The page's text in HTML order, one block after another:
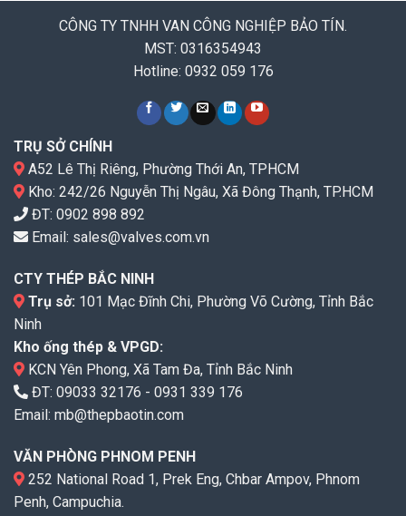
CÔNG TY TNHH VAN CÔNG NGHIỆP BẢO TÍN.
MST: 0316354943
Hotline: 0932 059 176
TRỤ SỞ CHÍNH
A52 Lê Thị Riêng, Phường Thới An, TPHCM
Kho: 242/26 Nguyễn Thị Ngâu, Xã Đông Thạnh, TP.HCM
ĐT: 0902 898 892
Email: sales@valves.com.vn
CTY THÉP BẮC NINH
Trụ sở: 101 Mạc Đĩnh Chi, Phường Võ Cường, Tỉnh Bắc
Ninh
Kho ống thép & VPGD:
KCN Yên Phong, Xã Tam Đa, Tỉnh Bắc Ninh
ĐT: 09033 32176 - 0931 339 176
Email: mb@thepbaotin.com
VĂN PHÒNG PHNOM PENH
252 National Road 1, Prek Eng, Chbar Ampov, Phnom
Penh, Campuchia.